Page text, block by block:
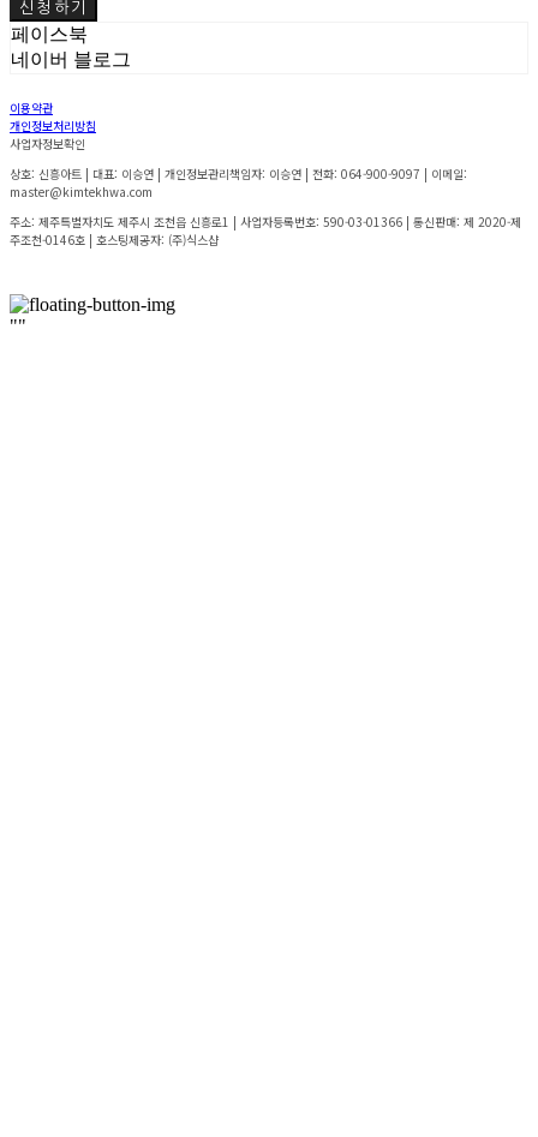
신청하기
페이스북
네이버 블로그
이용약관
개인정보처리방침
사업자정보확인
상호: 신흥아트 | 대표: 이승연 | 개인정보관리책임자: 이승연 | 전화: 064-900-9097 | 이메일:
master@kimtekhwa.com
주소: 제주특별자치도 제주시 조천읍 신흥로1 | 사업자등록번호: 590-03-01366 | 통신판매: 제 2020-제
주조천-0146호 | 호스팅제공자: (주)식스샵
""